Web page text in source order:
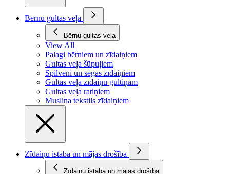
Bērnu gultas veļa
Bērnu gultas veļa
View All
Palagi bērniem un zīdaiņiem
Gultas veļa šūpuļiem
Spilveni un segas zīdaiņiem
Gultas veļa zīdaiņu gultiņām
Gultas veļa ratiņiem
Muslina tekstils zīdaiņiem
Zīdaiņu istaba un mājas drošība
Zīdaiņu istaba un mājas drošība